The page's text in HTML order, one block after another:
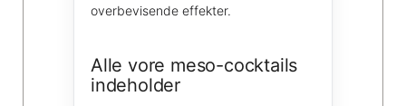
overbevisende effekter.
Alle vore meso-cocktails
indeholder